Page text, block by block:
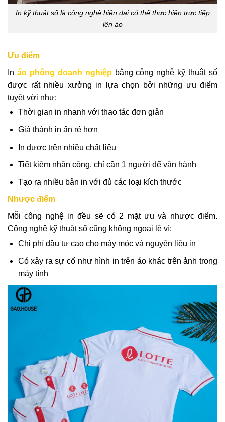
In kỹ thuật số là công nghệ hiện đại có thể thực hiện trực tiếp
lên áo
Ưu điểm
In áo phông doanh nghiệpbằng công nghệ kỹ thuật số
được rất nhiều xưởng in lựa chọn bởi những ưu điểm
tuyệt vời như:
Thời gian in nhanh với thao tác đơn giản
Giá thành in ấn rẻ hơn
In được trên nhiều chất liệu
Tiết kiệm nhân công, chỉ cần 1 người để vận hành
Tạo ra nhiều bản in với đủ các loại kích thước
Nhược điểm
Mỗi công nghệ in đều sẽ có 2 mặt ưu và nhược điểm.
Công nghệ kỹ thuật số cũng không ngoại lệ vì:
Chi phí đầu tư cao cho máy móc và nguyên liệu in
Có xảy ra sự cố như hình in trên áo khác trên ảnh trong
máy tính